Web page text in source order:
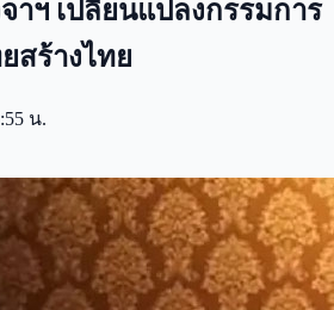
าฯ เปลี่ยนแปลงกรรมการ
สร้างไทย
น.